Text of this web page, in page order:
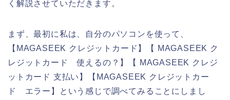
く解説させていただきます。
まず、最初に私は、自分のパソコンを使って、
【MAGASEEK クレジットカード】【 MAGASEEK ク
レジットカード 使えるの？】【 MAGASEEK クレジ
ットカード 支払い】【MAGASEEK クレジットカー
ド エラー】という感じで調べてみることにしまし